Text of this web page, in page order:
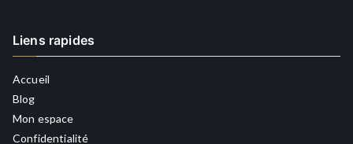
Liens rapides
Accueil
Blog
Mon espace
Confidentialité